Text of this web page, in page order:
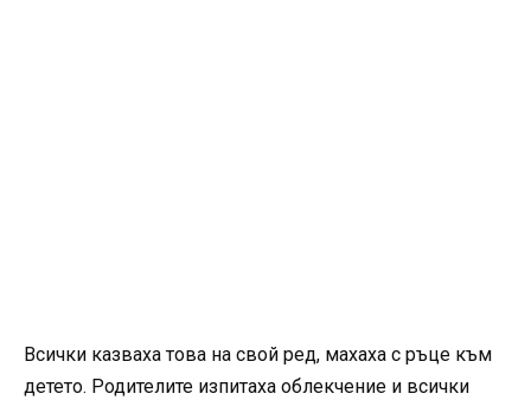
Всички казваха това на свой ред, махаха с ръце към
детето. Родителите изпитаха облекчение и всички